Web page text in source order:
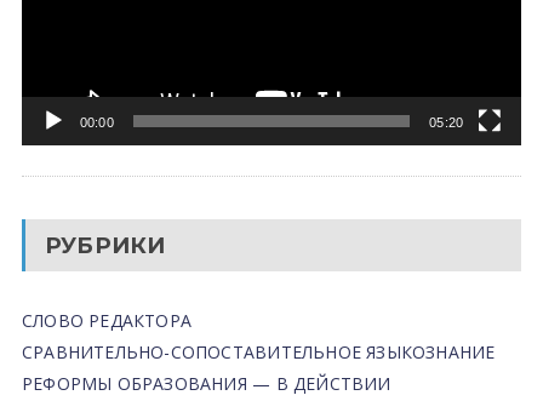
00:00 05:20
РУБРИКИ
СЛОВО РЕДАКТОРА
СРАВНИТЕЛЬНО-СОПОСТАВИТЕЛЬНОЕ ЯЗЫКОЗНАНИЕ
РЕФОРМЫ ОБРАЗОВАНИЯ — В ДЕЙСТВИИ